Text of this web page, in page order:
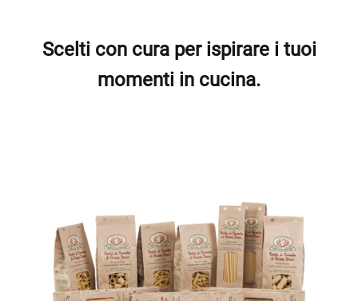
Scelti con cura per ispirare i tuoi
momenti in cucina.